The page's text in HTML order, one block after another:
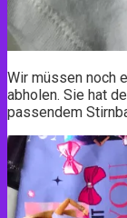
Wir müssen noch
abholen. Sie hat
passendem